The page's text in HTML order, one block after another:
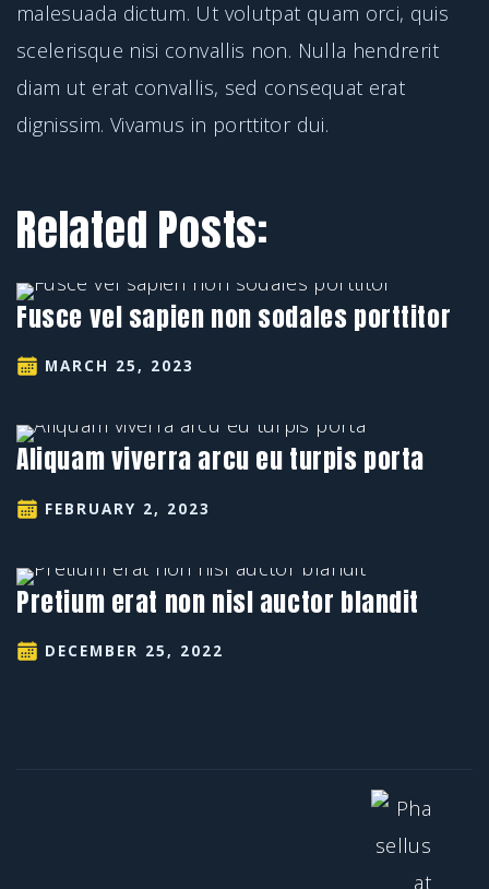
malesuada dictum. Ut volutpat quam orci, quis
scelerisque nisi convallis non. Nulla hendrerit
diam ut erat convallis, sed consequat erat
dignissim. Vivamus in porttitor dui.
Related Posts:
Fusce vel sapien non sodales porttitor
MARCH 25, 2023
Aliquam viverra arcu eu turpis porta
FEBRUARY 2, 2023
Pretium erat non nisl auctor blandit
DECEMBER 25, 2022